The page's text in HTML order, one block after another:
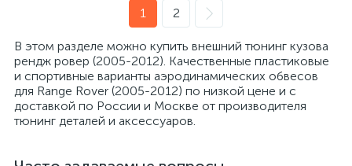
1 2
В этом разделе можно купить внешний тюнинг кузова
рендж ровер (2005-2012). Качественные пластиковые
и спортивные варианты аэродинамических обвесов
для Range Rover (2005-2012) по низкой цене и с
доставкой по России и Москве от производителя
тюнинг деталей и аксессуаров.